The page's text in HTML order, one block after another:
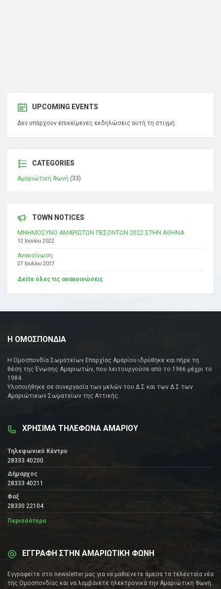
UPCOMING EVENTS
Δεν υπάρχουν επικείμενες εκδηλώσεις αυτή τη στιγμή.
CATEGORIES
Αμαριώτικη Φωνή (33)
TOWN NOTICES
ΜΝΗΜΟΣΥΝΟ ΑΜΑΡΙΩΤΩΝ ΠΕΣΟΝΤΩΝ 2022 ΣΤΗΝ ΑΘΗΝΑ
12 Ιουνίου 2022
Ανακοίνωση
27 Ιουλίου 2017
Δείτε όλες τις ανακοινώσεις
Η ΟΜΟΣΠΟΝΔΙΑ
Η Ομοσπονδία Σωματείων Επαρχίας Αμαρίου ιδρύθηκε και πήρε τη
θέση της Ένωσης Αμαριωτών, που λειτουργούσε από το 1966 μέχρι το
1984.
Υλοποιήθηκε σε συνεργασία των μελών του Δ.Σ και των Δ.Σ των
Αμαριώτικων Σωματείων της Αττικής.
ΧΡΗΣΙΜΑ ΤΗΛΕΦΩΝΑ ΑΜΑΡΙΟΥ
Τηλεφωνικό Κέντρο
28333 40200
Δήμαρχος
28333 40211
Φαξ
28330 22104
Περισσότερα
ΕΓΓΡΑΦΗ ΣΤΗΝ ΑΜΑΡΙΩΤΙΚΗ ΦΩΝΗ
Εγγραφείτε στο newsletter μας για να μαθαίνετε άμεσα τα τελευταία νέα
της Ομοσπονδίας και να λαμβάνετε ηλεκτρονικά την Αμαριώτικη Φωνή.